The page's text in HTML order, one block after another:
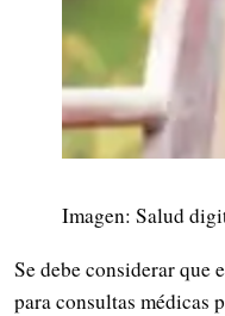
Imagen: Salud
Se debe considerar que
para consultas médicas